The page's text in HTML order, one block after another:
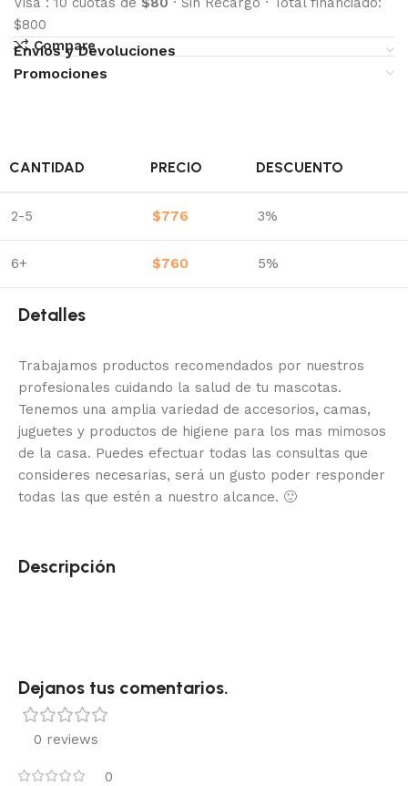
$800
Compare
Envíos y Devoluciones
Promociones
CANTIDAD PRECIO DESCUENTO
2-5 $776 3%
6+ $760 5%
Detalles
Trabajamos productos recomendados por nuestros
profesionales cuidando la salud de tu mascotas.
Tenemos una amplia variedad de accesorios, camas,
juguetes y productos de higiene para los mas mimosos
de la casa. Puedes efectuar todas las consultas que
consideres necesarias, será un gusto poder responder
todas las que estén a nuestro alcance. 🙂
Descripción
Dejanos tus comentarios.
0 reviews
0